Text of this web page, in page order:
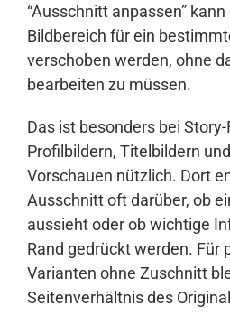
“Ausschnitt anpassen”
Bildbereich für ein
verschoben werden, ohne
bearbeiten zu müssen.
Das ist besonders bei
Profilbildern, Titelbildern
Vorschauen nützlich. Dort
Ausschnitt oft darüber, ob
aussieht oder ob wichtige
Rand gedrückt werden. Für
Varianten ohne Zuschnitt
Seitenverhältnis des